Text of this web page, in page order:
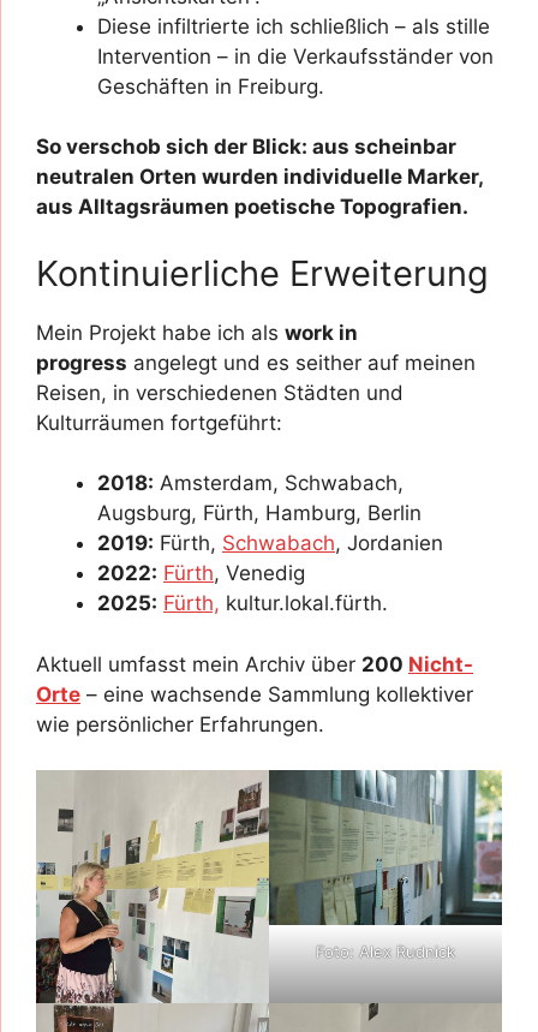
Diese infiltrierte ich schließlich – als stille
Intervention – in die Verkaufsständer von
Geschäften in Freiburg.
So verschob sich der Blick: aus scheinbar
neutralen Orten wurden individuelle Marker,
aus Alltagsräumen poetische Topografien.
Kontinuierliche Erweiterung
Mein Projekt habe ich als work in
progress angelegt und es seither auf meinen
Reisen, in verschiedenen Städten und
Kulturräumen fortgeführt:
2018: Amsterdam, Schwabach,
Augsburg, Fürth, Hamburg, Berlin
2019: Fürth, Schwabach, Jordanien
2022: Fürth, Venedig
2025: Fürth, kultur.lokal.fürth.
Aktuell umfasst mein Archiv über 200 Nicht-
Orte – eine wachsende Sammlung kollektiver
wie persönlicher Erfahrungen.
Foto: Alex Rudnick